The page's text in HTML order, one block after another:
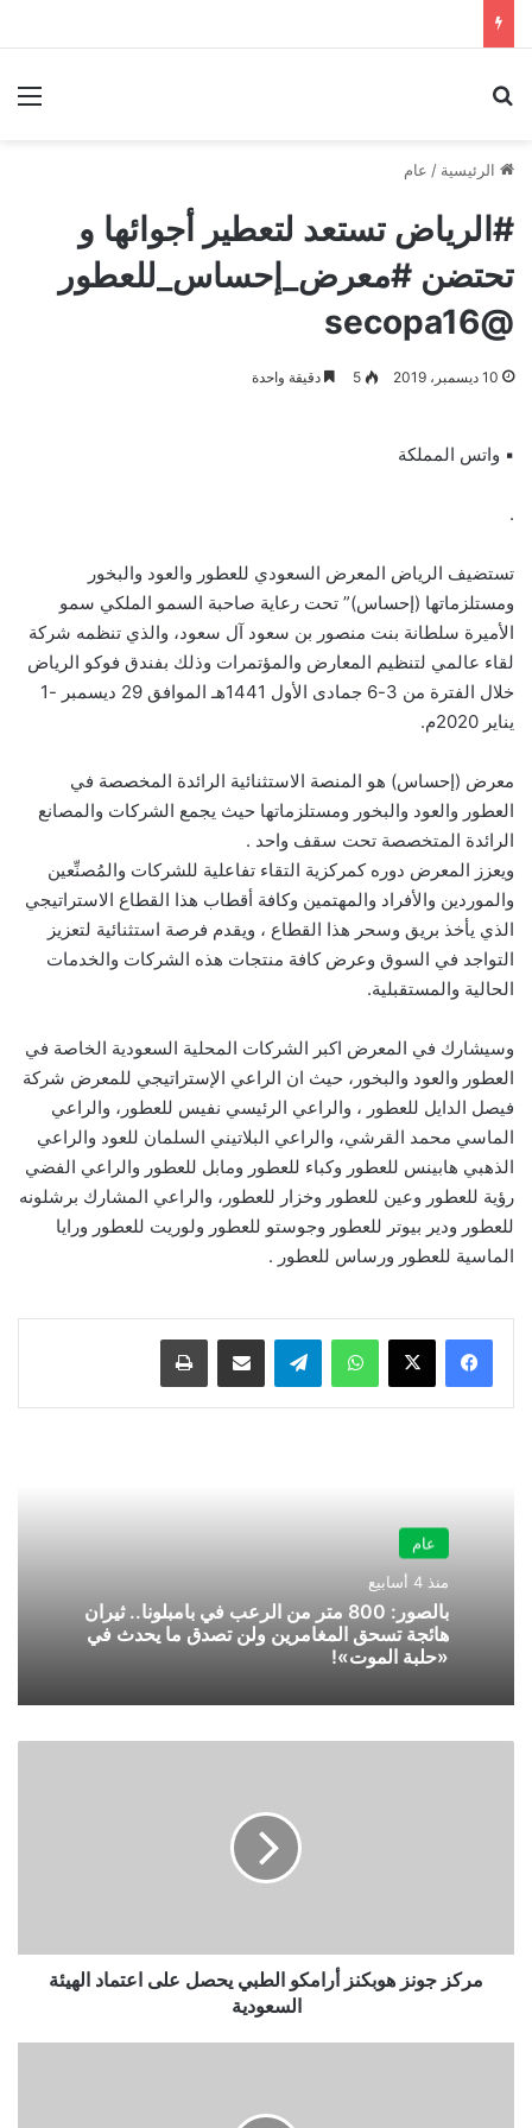
الرئيسية / عام
#الرياض تستعد لتعطير أجوائها و
تحتضن #معرض_إحساس_للعطور
@secopa16
10 ديسمبر، 2019 5 دقيقة واحدة
▪︎ واتس المملكة
.
تستضيف الرياض المعرض السعودي للعطور والعود والبخور
ومستلزماتها (إحساس)” تحت رعاية صاحبة السمو الملكي سمو
الأميرة سلطانة بنت منصور بن سعود آل سعود، والذي تنظمه شركة
لقاء عالمي لتنظيم المعارض والمؤتمرات وذلك بفندق فوكو الرياض
خلال الفترة من 3-6 جمادى الأول 1441هـ الموافق 29 ديسمبر -1
يناير 2020م.
معرض (إحساس) هو المنصة الاستثنائية الرائدة المخصصة في
العطور والعود والبخور ومستلزماتها حيث يجمع الشركات والمصانع
الرائدة المتخصصة تحت سقف واحد .
ويعزز المعرض دوره كمركزية التقاء تفاعلية للشركات والمُصنِّعين
والموردين والأفراد والمهتمين وكافة أقطاب هذا القطاع الاستراتيجي
الذي يأخذ بريق وسحر هذا القطاع ، ويقدم فرصة استثنائية لتعزيز
التواجد في السوق وعرض كافة منتجات هذه الشركات والخدمات
الحالية والمستقبلية.
وسيشارك في المعرض اكبر الشركات المحلية السعودية الخاصة في
العطور والعود والبخور، حيث ان الراعي الإستراتيجي للمعرض شركة
فيصل الدايل للعطور ، والراعي الرئيسي نفيس للعطور، والراعي
الماسي محمد القرشي، والراعي البلاتيني السلمان للعود والراعي
الذهبي هابينس للعطور وكباء للعطور ومابل للعطور والراعي الفضي
رؤية للعطور وعين للعطور وخزار للعطور، والراعي المشارك برشلونه
للعطور ودير بيوتر للعطور وجوستو للعطور ولوريت للعطور ورايا
الماسية للعطور ورساس للعطور .
واتساب تيلقرام مشاركة عبر البريد طباعة
عام
منذ 4 أسابيع
بالصور: 800 متر من الرعب في بامبلونا.. ثيران
هائجة تسحق المغامرين ولن تصدق ما يحدث في
«حلبة الموت»!
الهيئة
السعوديةمركز جونز هوبكنز أرامكو الطبي يحصل على اعتماد الهيئة
السعودية